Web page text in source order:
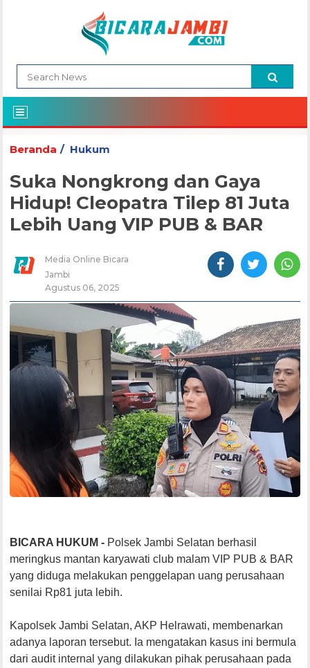
Beranda Hukum
Suka Nongkrong dan Gaya
Hidup! Cleopatra Tilep 81 Juta
Lebih Uang VIP PUB & BAR
Media Online Bicara
Jambi
Agustus 06, 2025
BICARA HUKUM - Polsek Jambi Selatan berhasil
meringkus mantan karyawati club malam VIP PUB & BAR
yang diduga melakukan penggelapan uang perusahaan
senilai Rp81 juta lebih.
Kapolsek Jambi Selatan, AKP Helrawati, membenarkan
adanya laporan tersebut. Ia mengatakan kasus ini bermula
dari audit internal yang dilakukan pihak perusahaan pada